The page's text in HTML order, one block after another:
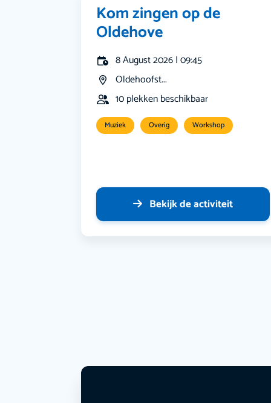
Kom zingen op de
Oldehove
8 August 2026 | 09:45
Oldehoofst...
10 plekken beschikbaar
Muziek Overig Workshop
Bekijk de activiteit